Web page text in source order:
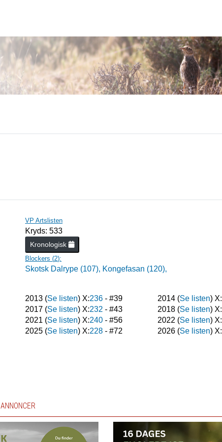
VP Artslisten
Kryds: 533
Kronologisk
Blockers (2):
Skotsk Dalrype (107), Kongefasan (120),
2013 (Se listen) X:236 - #39 2014(Se listen) X:
2017 (Se listen) X:232 - #43 2018(Se listen) X:
2021 (Se listen) X:240 - #56 2022 (Se listen) X:
2025 (Se listen) X:228 - #72 2026(Se listen) X:
ANNONCER